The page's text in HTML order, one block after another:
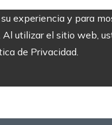
experiencia y para
utilizar el sitio web,
de Privacidad.